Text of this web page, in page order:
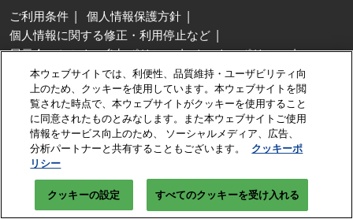
ご利用条件
個人情報保護方針
個人情報に関する修正・利用停止など
展示会・セミナー参加ポリシー
クッキーポリシー
クッキーの設定
Copyright © RX Japan GK
本ウェブサイトでは、利便性、品質維持・ユーザビリティ向
上のため、クッキーを使用しています。本ウェブサイトを閲
覧された時点で、本ウェブサイトがクッキーを使用すること
に同意されたものとみなします。また本ウェブサイトご使用
情報をサービス向上のため、 ソーシャルメディア、広告、
分析パートナーと共有することもございます。
クッキーポ
リシー
クッキーの設定 すべてのクッキーを受け入れる